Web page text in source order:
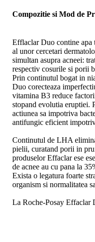
Compozitie si Mod de
Efflaclar Duo contine apa
al unor cercetari
simultan asupra acneei:
respectiv cosurile si porii
Prin continutul bogat in
Duo corecteaza
vitamina B3 reduce
stopand evolutia eruptiei.
actiunea sa impotriva
antifungic eficient
Continutul de LHA
pielii, curatand porii in
produselor Effaclar ese
de acnee au cu pana la
Exista o legatura foarte
organism si normalitatea
La Roche-Posay Effaclar